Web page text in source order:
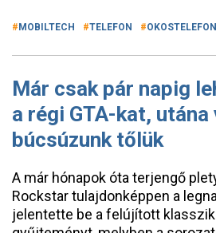
MOBILTECH TELEFON OKOSTELEFON
Már csak pár napig
a régi GTA-kat, utána
búcsúzunk tőlük
A már hónapok óta terjengő
Rockstar tulajdonképpen a
jelentette be a felújított